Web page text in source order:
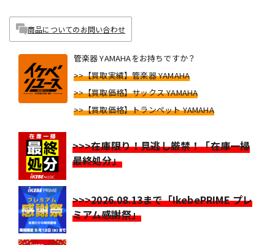
商品についてのお問い合わせ
管楽器 YAMAHAをお持ちですか？
>>【買取実績】管楽器 YAMAHA
>>【買取価格】サックス YAMAHA
>>【買取価格】トランペット YAMAHA
>>>在庫限り！見逃し厳禁！「在庫一掃
最終処分」
>>>2026.08.13まで「IkebePRIME プレ
ミアム感謝祭」